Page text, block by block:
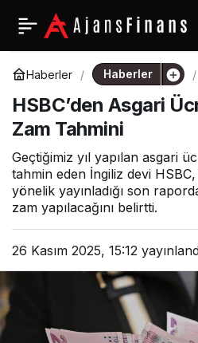
Haberler Haberler
HSBC’den Asgari
Zam Tahmini
Geçtiğimiz yıl yapılan asgari
tahmin eden İngiliz devi
yönelik yayınladığı son
zam yapılacağını belirtti.
26 Kasım 2025, 15:12